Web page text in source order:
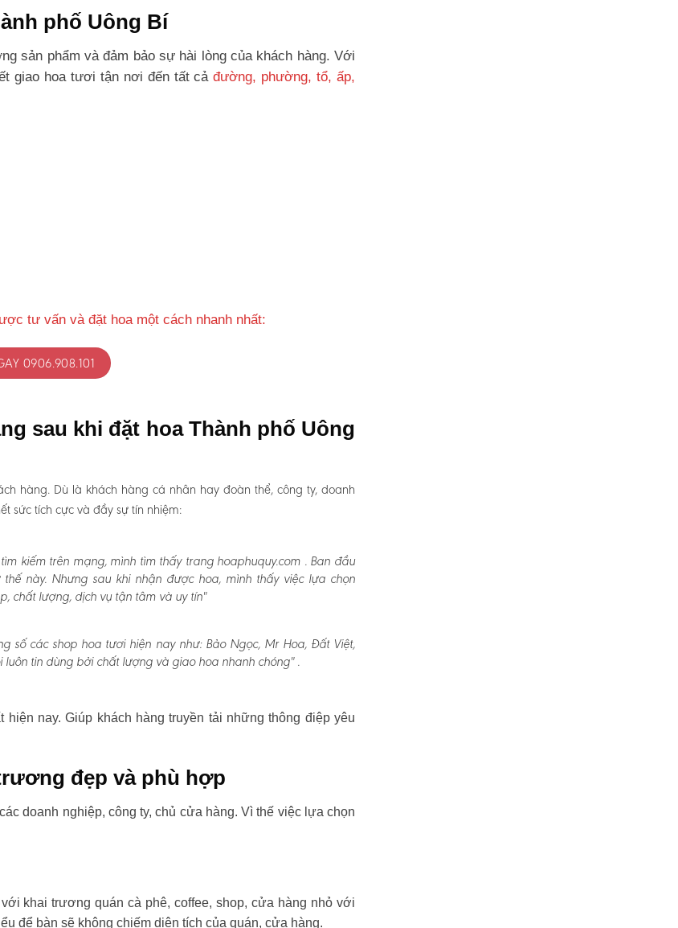
phố Uông Bí
sản phẩm và đảm bảo sự hài lòng của khách hàng. Với
giao hoa tươi tận nơi đến tất cảđường, phường, tổ, ấp,
tư vấn và đặt hoa một cách nhanh nhất:
0906.908.101
sau khi đặt hoa Thành phố Uông
hàng. Dù là khách hàng cá nhân hay đoàn thể, công ty, doanh
sức tích cực và đầy sự tín nhiệm:
kiếm trên mạng, mình tìm thấy trang hoaphuquy.com . Ban đầu
này. Nhưng sau khi nhận được hoa, mình thấy việc lựa chọn
chất lượng, dịch vụ tận tâm và uy tín"
số các shop hoa tươi hiện nay như: Bảo Ngọc, Mr Hoa, Đất Việt,
luôn tin dùng bởi chất lượng và giao hoa nhanh chóng" .
nay. Giúp khách hàng truyền tải những thông điệp yêu
đẹp và phù hợp
doanh nghiệp, công ty, chủ cửa hàng. Vì thế việc lựa chọn
khai trương quán cà phê, coffee, shop, cửa hàng nhỏ với
để bàn sẽ không chiếm diện tích của quán, cửa hàng.